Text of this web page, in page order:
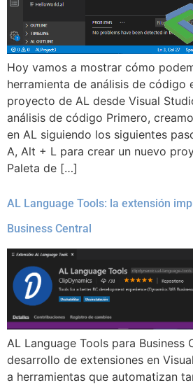
Hoy vamos a mostrar cómo
herramienta de análisis de código
proyecto de AL desde Visual
análisis de código Primero,
en AL siguiendo los siguientes
A, Alt + L para crear un nuevo
Paleta de […]
AL Language Tools: la extensión
Business Central
AL Language Tools para Business
desarrollo de extensiones en
a herramientas que automatizan